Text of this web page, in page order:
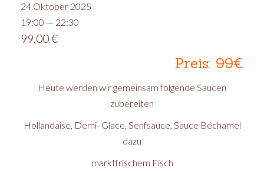
Preis: 99€
Heute werden wir gemeinsam folgende Saucen
zubereiten
Hollandaise, Demi- Glace, Senfsauce, Sauce Béchamel
dazu
marktfrischem Fisch
24.Oktober 2025
19:00 — 22:30
99,00€